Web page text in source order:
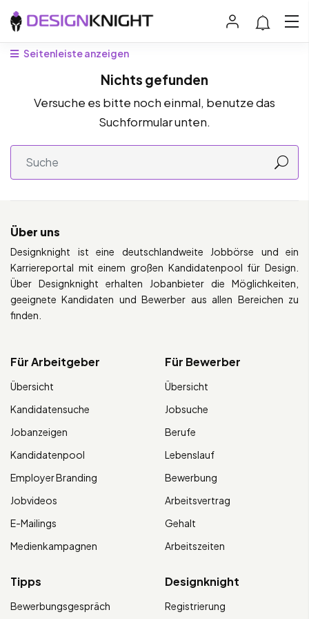
Seitenleiste anzeigen
Nichts gefunden
Versuche es bitte noch einmal, benutze das
Suchformular unten.
Über uns
Designknight ist eine deutschlandweite Jobbörse und ein
Karriereportal mit einem großen Kandidatenpool für Design.
Über Designknight erhalten Jobanbieter die Möglichkeiten,
geeignete Kandidaten und Bewerber aus allen Bereichen zu
finden.
Für Arbeitgeber
Übersicht
Kandidatensuche
Jobanzeigen
Kandidatenpool
Employer Branding
Jobvideos
E-Mailings
Medienkampagnen
Für Bewerber
Übersicht
Jobsuche
Berufe
Lebenslauf
Bewerbung
Arbeitsvertrag
Gehalt
Arbeitszeiten
Tipps
Bewerbungsgespräch
Designknight
Registrierung